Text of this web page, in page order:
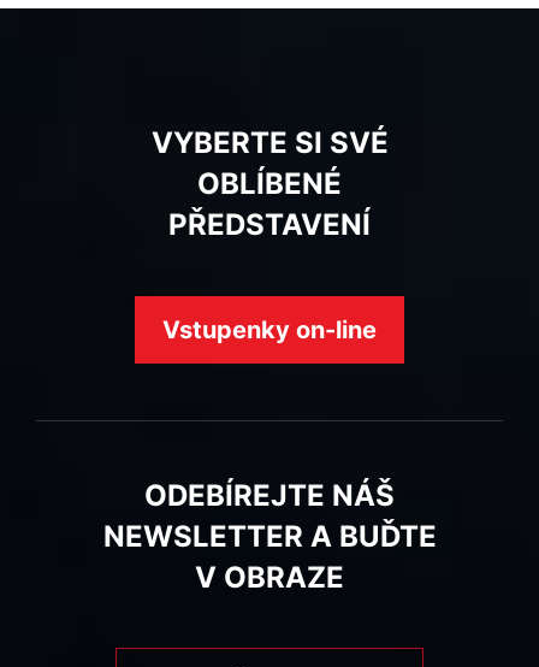
VYBERTE SI SVÉ
OBLÍBENÉ
PŘEDSTAVENÍ
Vstupenky on-line
ODEBÍREJTE NÁŠ
NEWSLETTER A BUĎTE
V OBRAZE